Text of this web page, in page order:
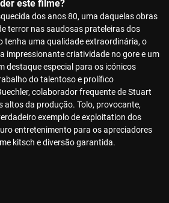
este filme?
dos anos 80, uma daquelas obras
terror nas saudosas prateleiras dos
tenha uma qualidade extraordinária, o
impressionante criatividade no gore e um
destaque especial para os icónicos
do talentoso e prolífico
colaborador frequente de Stuart
altos da produção. Tolo, provocante,
exemplo de exploitation dos
entretenimento para os apreciadores
kitsch e diversão garantida.